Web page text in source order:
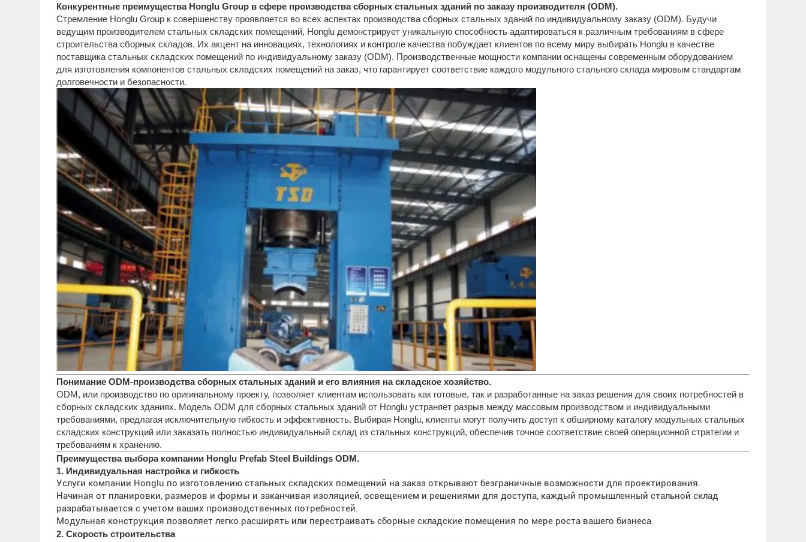
Конкурентные преимущества Honglu Group в сфере производства сборных стальных зданий по заказу производителя (ODM).
Стремление Honglu Group к совершенству проявляется во всех аспектах производства сборных стальных зданий по индивидуальному заказу (ODM). Будучи
ведущим производителем стальных складских помещений, Honglu демонстрирует уникальную способность адаптироваться к различным требованиям в сфере
строительства сборных складов. Их акцент на инновациях, технологиях и контроле качества побуждает клиентов по всему миру выбирать Honglu в качестве
поставщика стальных складских помещений по индивидуальному заказу (ODM). Производственные мощности компании оснащены современным оборудованием
для изготовления компонентов стальных складских помещений на заказ, что гарантирует соответствие каждого модульного стального склада мировым стандартам
долговечности и безопасности.
Понимание ODM-производства сборных стальных зданий и его влияния на складское хозяйство.
ODM, или производство по оригинальному проекту, позволяет клиентам использовать как готовые, так и разработанные на заказ решения для своих потребностей в
сборных складских зданиях. Модель ODM для сборных стальных зданий от Honglu устраняет разрыв между массовым производством и индивидуальными
требованиями, предлагая исключительную гибкость и эффективность. Выбирая Honglu, клиенты могут получить доступ к обширному каталогу модульных стальных
складских конструкций или заказать полностью индивидуальный склад из стальных конструкций, обеспечив точное соответствие своей операционной стратегии и
требованиям к хранению.
Преимущества выбора компании Honglu Prefab Steel Buildings ODM.
1. Индивидуальная настройка и гибкость
Услуги компании Honglu по изготовлению стальных складских помещений на заказ открывают безграничные возможности для проектирования.
Начиная от планировки, размеров и формы и заканчивая изоляцией, освещением и решениями для доступа, каждый промышленный стальной склад
разрабатывается с учетом ваших производственных потребностей.
Модульная конструкция позволяет легко расширять или перестраивать сборные складские помещения по мере роста вашего бизнеса.
2. Скорость строительства